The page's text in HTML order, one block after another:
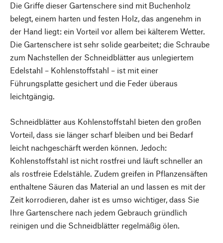
Die Griffe dieser Gartenschere sind mit Buchenholz
belegt, einem harten und festen Holz, das angenehm in
der Hand liegt: ein Vorteil vor allem bei kälterem Wetter.
Die Gartenschere ist sehr solide gearbeitet; die Schraube
zum Nachstellen der Schneidblätter aus unlegiertem
Edelstahl – Kohlenstoffstahl – ist mit einer
Führungsplatte gesichert und die Feder überaus
leichtgängig.
Schneidblätter aus Kohlenstoffstahl bieten den großen
Vorteil, dass sie länger scharf bleiben und bei Bedarf
leicht nachgeschärft werden können. Jedoch:
Kohlenstoffstahl ist nicht rostfrei und läuft schneller an
als rostfreie Edelstähle. Zudem greifen in Pflanzensäften
enthaltene Säuren das Material an und lassen es mit der
Zeit korrodieren, daher ist es umso wichtiger, dass Sie
Ihre Gartenschere nach jedem Gebrauch gründlich
reinigen und die Schneidblätter regelmäßig ölen.